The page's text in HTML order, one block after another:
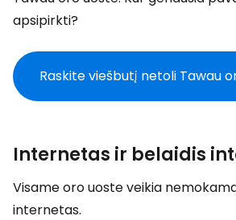
apsipirkti?
Raskite viešbutį netoli Tawau
Internetas ir belaidis
Visame oro uoste veikia
internetas.